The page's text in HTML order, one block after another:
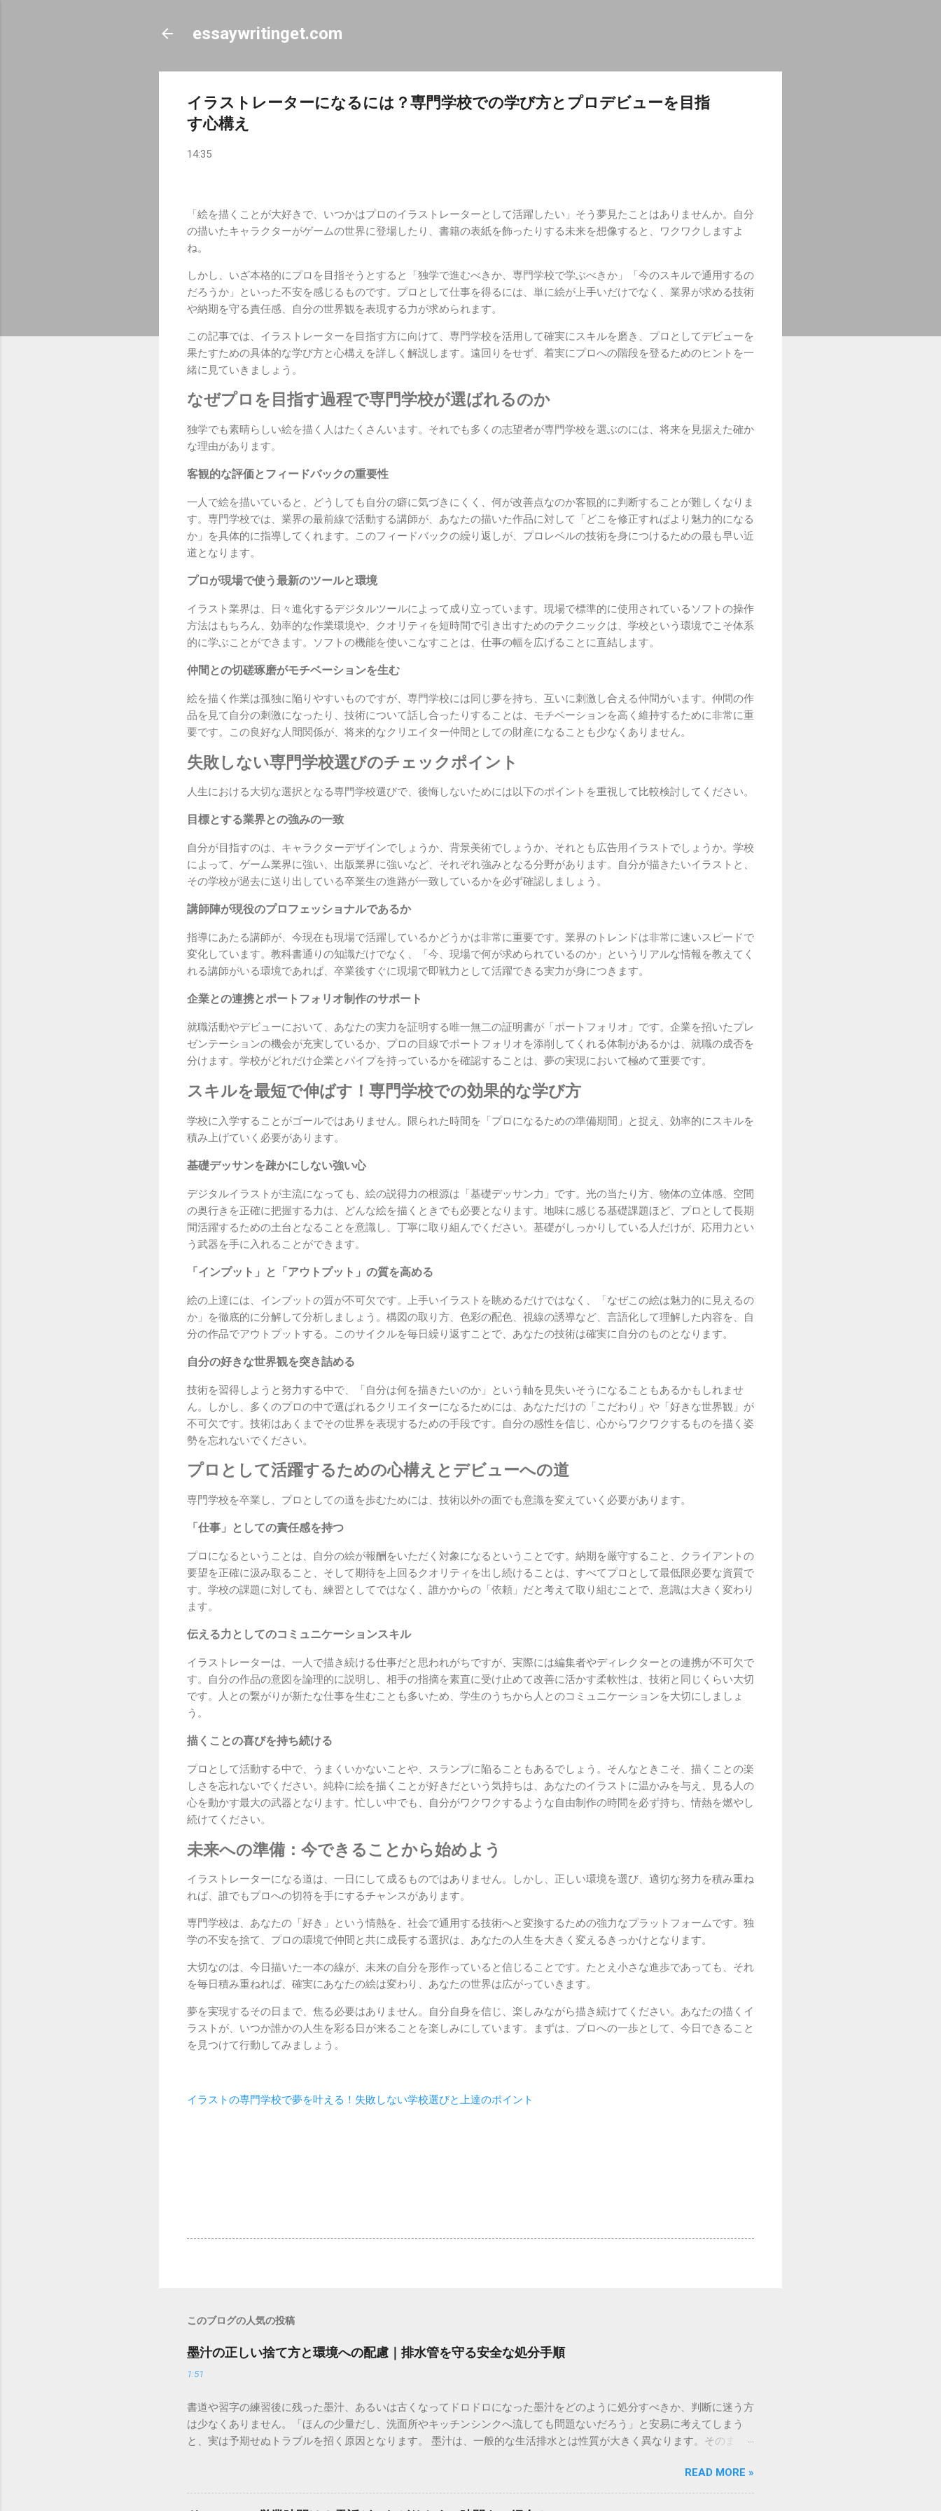
essaywritinget.com
イラストレーターになるには？専門学校での学び方とプロデビューを目指
す心構え
14:35
「絵を描くことが大好きで、いつかはプロのイラストレーターとして活躍したい」そう夢見たことはありませんか。自分
の描いたキャラクターがゲームの世界に登場したり、書籍の表紙を飾ったりする未来を想像すると、ワクワクしますよ
ね。
しかし、いざ本格的にプロを目指そうとすると「独学で進むべきか、専門学校で学ぶべきか」「今のスキルで通用するの
だろうか」といった不安を感じるものです。プロとして仕事を得るには、単に絵が上手いだけでなく、業界が求める技術
や納期を守る責任感、自分の世界観を表現する力が求められます。
この記事では、イラストレーターを目指す方に向けて、専門学校を活用して確実にスキルを磨き、プロとしてデビューを
果たすための具体的な学び方と心構えを詳しく解説します。遠回りをせず、着実にプロへの階段を登るためのヒントを一
緒に見ていきましょう。
なぜプロを目指す過程で専門学校が選ばれるのか
独学でも素晴らしい絵を描く人はたくさんいます。それでも多くの志望者が専門学校を選ぶのには、将来を見据えた確か
な理由があります。
客観的な評価とフィードバックの重要性
一人で絵を描いていると、どうしても自分の癖に気づきにくく、何が改善点なのか客観的に判断することが難しくなりま
す。専門学校では、業界の最前線で活動する講師が、あなたの描いた作品に対して「どこを修正すればより魅力的になる
か」を具体的に指導してくれます。このフィードバックの繰り返しが、プロレベルの技術を身につけるための最も早い近
道となります。
プロが現場で使う最新のツールと環境
イラスト業界は、日々進化するデジタルツールによって成り立っています。現場で標準的に使用されているソフトの操作
方法はもちろん、効率的な作業環境や、クオリティを短時間で引き出すためのテクニックは、学校という環境でこそ体系
的に学ぶことができます。ソフトの機能を使いこなすことは、仕事の幅を広げることに直結します。
仲間との切磋琢磨がモチベーションを生む
絵を描く作業は孤独に陥りやすいものですが、専門学校には同じ夢を持ち、互いに刺激し合える仲間がいます。仲間の作
品を見て自分の刺激になったり、技術について話し合ったりすることは、モチベーションを高く維持するために非常に重
要です。この良好な人間関係が、将来的なクリエイター仲間としての財産になることも少なくありません。
失敗しない専門学校選びのチェックポイント
人生における大切な選択となる専門学校選びで、後悔しないためには以下のポイントを重視して比較検討してください。
目標とする業界との強みの一致
自分が目指すのは、キャラクターデザインでしょうか、背景美術でしょうか、それとも広告用イラストでしょうか。学校
によって、ゲーム業界に強い、出版業界に強いなど、それぞれ強みとなる分野があります。自分が描きたいイラストと、
その学校が過去に送り出している卒業生の進路が一致しているかを必ず確認しましょう。
講師陣が現役のプロフェッショナルであるか
指導にあたる講師が、今現在も現場で活躍しているかどうかは非常に重要です。業界のトレンドは非常に速いスピードで
変化しています。教科書通りの知識だけでなく、「今、現場で何が求められているのか」というリアルな情報を教えてく
れる講師がいる環境であれば、卒業後すぐに現場で即戦力として活躍できる実力が身につきます。
企業との連携とポートフォリオ制作のサポート
就職活動やデビューにおいて、あなたの実力を証明する唯一無二の証明書が「ポートフォリオ」です。企業を招いたプレ
ゼンテーションの機会が充実しているか、プロの目線でポートフォリオを添削してくれる体制があるかは、就職の成否を
分けます。学校がどれだけ企業とパイプを持っているかを確認することは、夢の実現において極めて重要です。
スキルを最短で伸ばす！専門学校での効果的な学び方
学校に入学することがゴールではありません。限られた時間を「プロになるための準備期間」と捉え、効率的にスキルを
積み上げていく必要があります。
基礎デッサンを疎かにしない強い心
デジタルイラストが主流になっても、絵の説得力の根源は「基礎デッサン力」です。光の当たり方、物体の立体感、空間
の奥行きを正確に把握する力は、どんな絵を描くときでも必要となります。地味に感じる基礎課題ほど、プロとして長期
間活躍するための土台となることを意識し、丁寧に取り組んでください。基礎がしっかりしている人だけが、応用力とい
う武器を手に入れることができます。
「インプット」と「アウトプット」の質を高める
絵の上達には、インプットの質が不可欠です。上手いイラストを眺めるだけではなく、「なぜこの絵は魅力的に見えるの
か」を徹底的に分解して分析しましょう。構図の取り方、色彩の配色、視線の誘導など、言語化して理解した内容を、自
分の作品でアウトプットする。このサイクルを毎日繰り返すことで、あなたの技術は確実に自分のものとなります。
自分の好きな世界観を突き詰める
技術を習得しようと努力する中で、「自分は何を描きたいのか」という軸を見失いそうになることもあるかもしれませ
ん。しかし、多くのプロの中で選ばれるクリエイターになるためには、あなただけの「こだわり」や「好きな世界観」が
不可欠です。技術はあくまでその世界を表現するための手段です。自分の感性を信じ、心からワクワクするものを描く姿
勢を忘れないでください。
プロとして活躍するための心構えとデビューへの道
専門学校を卒業し、プロとしての道を歩むためには、技術以外の面でも意識を変えていく必要があります。
「仕事」としての責任感を持つ
プロになるということは、自分の絵が報酬をいただく対象になるということです。納期を厳守すること、クライアントの
要望を正確に汲み取ること、そして期待を上回るクオリティを出し続けることは、すべてプロとして最低限必要な資質で
す。学校の課題に対しても、練習としてではなく、誰かからの「依頼」だと考えて取り組むことで、意識は大きく変わり
ます。
伝える力としてのコミュニケーションスキル
イラストレーターは、一人で描き続ける仕事だと思われがちですが、実際には編集者やディレクターとの連携が不可欠で
す。自分の作品の意図を論理的に説明し、相手の指摘を素直に受け止めて改善に活かす柔軟性は、技術と同じくらい大切
です。人との繋がりが新たな仕事を生むことも多いため、学生のうちから人とのコミュニケーションを大切にしましょ
う。
描くことの喜びを持ち続ける
プロとして活動する中で、うまくいかないことや、スランプに陥ることもあるでしょう。そんなときこそ、描くことの楽
しさを忘れないでください。純粋に絵を描くことが好きだという気持ちは、あなたのイラストに温かみを与え、見る人の
心を動かす最大の武器となります。忙しい中でも、自分がワクワクするような自由制作の時間を必ず持ち、情熱を燃やし
続けてください。
未来への準備：今できることから始めよう
イラストレーターになる道は、一日にして成るものではありません。しかし、正しい環境を選び、適切な努力を積み重ね
れば、誰でもプロへの切符を手にするチャンスがあります。
専門学校は、あなたの「好き」という情熱を、社会で通用する技術へと変換するための強力なプラットフォームです。独
学の不安を捨て、プロの環境で仲間と共に成長する選択は、あなたの人生を大きく変えるきっかけとなります。
大切なのは、今日描いた一本の線が、未来の自分を形作っていると信じることです。たとえ小さな進歩であっても、それ
を毎日積み重ねれば、確実にあなたの絵は変わり、あなたの世界は広がっていきます。
夢を実現するその日まで、焦る必要はありません。自分自身を信じ、楽しみながら描き続けてください。あなたの描くイ
ラストが、いつか誰かの人生を彩る日が来ることを楽しみにしています。まずは、プロへの一歩として、今日できること
を見つけて行動してみましょう。
イラストの専門学校で夢を叶える！失敗しない学校選びと上達のポイント
このブログの人気の投稿
墨汁の正しい捨て方と環境への配慮｜排水管を守る安全な処分手順
1:51
書道や習字の練習後に残った墨汁、あるいは古くなってドロドロになった墨汁をどのように処分すべきか、判断に迷う方
は少なくありません。「ほんの少量だし、洗面所やキッチンシンクへ流しても問題ないだろう」と安易に考えてしまう
と、実は予期せぬトラブルを招く原因となります。 墨汁は、一般的な生活排水とは性質が大きく異なります。そのまま
は、墨汁を安全かつ環境に優しい方法で処分するための手順と、容器を適切に分別する方法を徹底解説します。 墨汁を
「排水口に流してはいけない」3つの理由 墨汁の主成分は「煤（すす）」と「膠（にかわ）」、そして水です。これらは
非常に微細かつ独特の粘性を持っているため、下水処理や配管維持の観点から以下の問題が発生します。 1. 環境への深
READ MORE »